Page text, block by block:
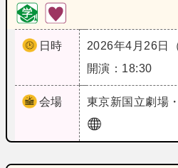
日時
2026年4月26日
開演：18:30
会場 東京新国立劇場